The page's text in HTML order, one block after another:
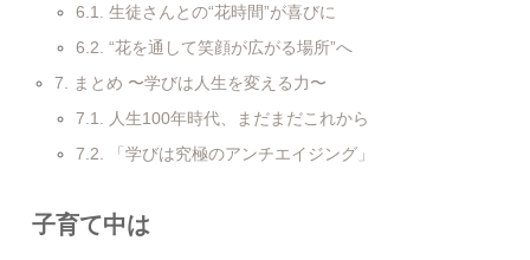
6.1.
生徒さんとの“花時間”が喜びに
6.2. “花を通して笑顔が広がる場所”へ
7.
まとめ 〜学びは人生を変える力〜
7.1.
人生100年時代、まだまだこれから
7.2.
「学びは究極のアンチエイジング」
子育て中は